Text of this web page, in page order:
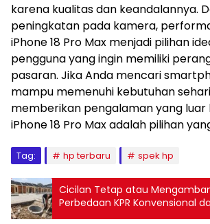
karena kualitas dan keandalannya.
peningkatan pada kamera,
iPhone 18 Pro Max menjadi pilihan
pengguna yang ingin memiliki
pasaran. Jika Anda mencari
mampu memenuhi kebutuhan
memberikan pengalaman yang luar
iPhone 18 Pro Max adalah pilihan
Tag: hp terbaru spek hp
Cicilan Tetap atau
Perbedaan KPR Konvensional
yang Wajib Diketahui